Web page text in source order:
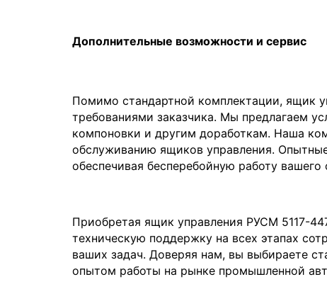
Дополнительные возможности и сервис
Помимо стандартной комплектации, ящик
требованиями заказчика. Мы предлагаем
компоновки и другим доработкам. Наша
обслуживанию ящиков управления.
обеспечивая бесперебойную работу вашего
Приобретая ящик управления РУСМ 5117-
техническую поддержку на всех этапах
ваших задач. Доверяя нам, вы выбираете
опытом работы на рынке промышленной